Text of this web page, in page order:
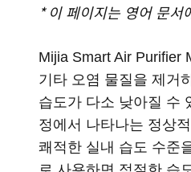
* 이 페이지는 영어 문서
Mijia Smart Air Purifier
기타 오염 물질을 제거
습도가 다소 낮아질 수
정에서 나타나는 정상
쾌적한 실내 습도 수준